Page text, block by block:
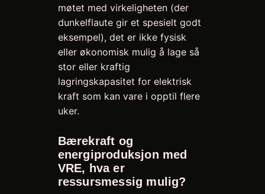
møtet med virkeligheten (der
dunkelflaute gir et spesielt godt
eksempel), det er ikke fysisk
eller økonomisk mulig å lage så
stor eller kraftig
lagringskapasitet for elektrisk
kraft som kan vare i opptil flere
uker.
Bærekraft og
energiproduksjon med
VRE, hva er
ressursmessig mulig?